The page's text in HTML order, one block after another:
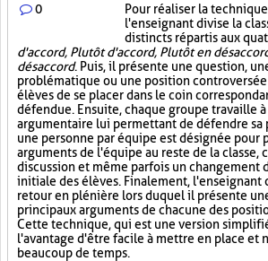
0 Pour réaliser la
l'enseignant divise la
distincts répartis aux
d'accord, Plutôt d'accord, Plutôt en
désaccord. Puis, il présente une question,
problématique ou une position
élèves de se placer dans le coin
défendue. Ensuite, chaque groupe travaille
argumentaire lui permettant de défendre sa
une personne par équipe est désignée pour
arguments de l'équipe au reste de la classe,
discussion et même parfois un changement
initiale des élèves. Finalement, l'enseignant
retour en plénière lors duquel il présente
principaux arguments de chacune des
Cette technique, qui est une version
l'avantage d'être facile à mettre en place et
beaucoup de temps.